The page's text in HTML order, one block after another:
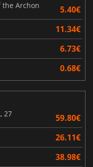
the Archon 5.40€
11.34€
6.73€
0.68€
27
59.80€
26.11€
38.98€